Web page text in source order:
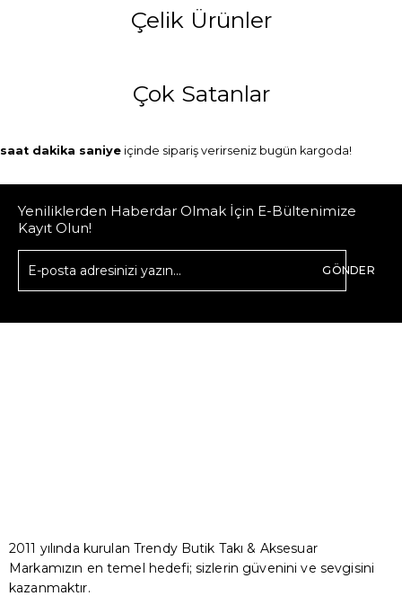
Çelik Ürünler
Çok Satanlar
saat dakika saniye içinde sipariş verirseniz bugün kargoda!
Yeniliklerden Haberdar Olmak İçin E-Bültenimize
Kayıt Olun!
GÖNDER
2011 yılında kurulan Trendy Butik Takı & Aksesuar
Markamızın en temel hedefi; sizlerin güvenini ve sevgisini
kazanmaktır.